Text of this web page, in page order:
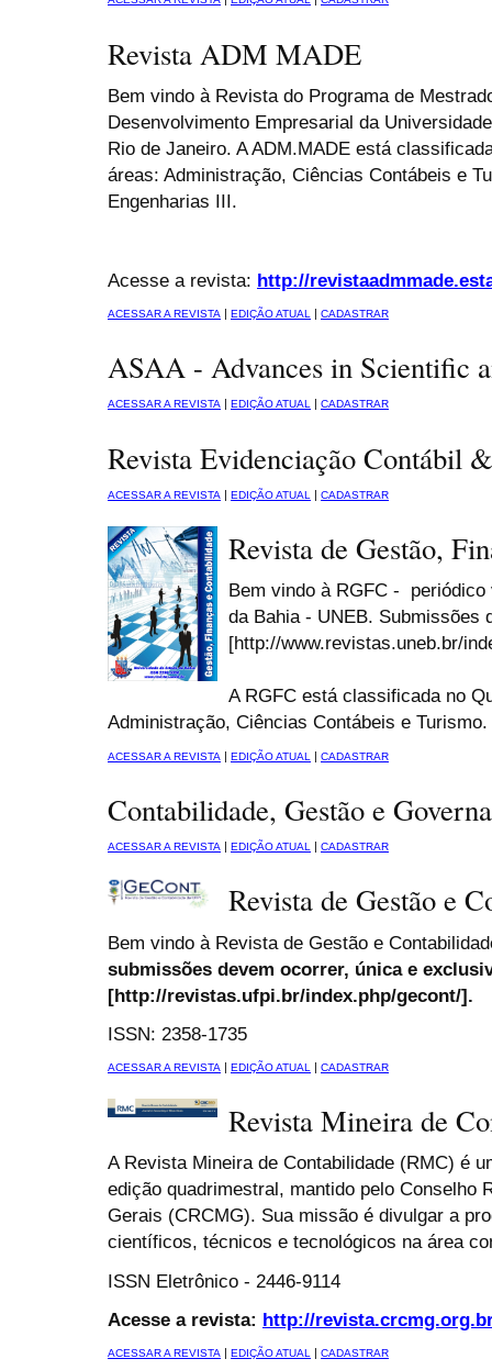
Revista ADM MADE
Bem vindo à Revista do Programa de
Desenvolvimento Empresarial da
Rio de Janeiro. A ADM.MADE está
áreas: Administração, Ciências Contábeis e
Engenharias III.
Acesse a revista: http://
ACESSAR A REVISTA | EDIÇÃO ATUAL | CADASTRAR
ASAA - Advances in Scientific
ACESSAR A REVISTA EDIÇÃO ATUAL CADASTRAR
Revista Evidenciação Contábil
ACESSAR A REVISTA | EDIÇÃO ATUAL | CADASTRAR
Revista de Gestão,
Bem vindo à RGFC -
da Bahia - UNEB. Submissões
[http://www.revistas.uneb.br/
A RGFC está classificada no
Administração, Ciências Contábeis e Turismo.
ACESSAR A REVISTA | EDIÇÃO ATUAL | CADASTRAR
Contabilidade, Gestão e
ACESSAR A REVISTA | EDIÇÃO ATUAL | CADASTRAR
Revista de Gestão e
Bem vindo à Revista de Gestão e
submissões devem ocorrer, única e
[http://revistas.ufpi.br/index.php/gecont/].
ISSN: 2358-1735
ACESSAR A REVISTA | EDIÇÃO ATUAL | CADASTRAR
Revista Mineira de
A Revista Mineira de Contabilidade (RMC) é
edição quadrimestral, mantido pelo Conselho
Gerais (CRCMG). Sua missão é divulgar a
científicos, técnicos e tecnológicos na área
ISSN Eletrônico - 2446-9114
Acesse a revista: http://
ACESSAR A REVISTA | EDIÇÃO ATUAL | CADASTRAR